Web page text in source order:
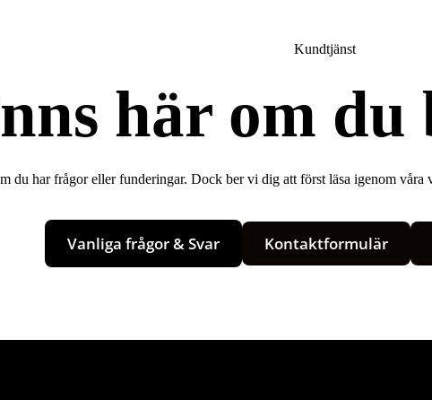
Kundtjänst
här om du
du har frågor eller funderingar. Dock ber vi dig att först läsa igenom
Vanliga frågor & Svar Kontaktformulär